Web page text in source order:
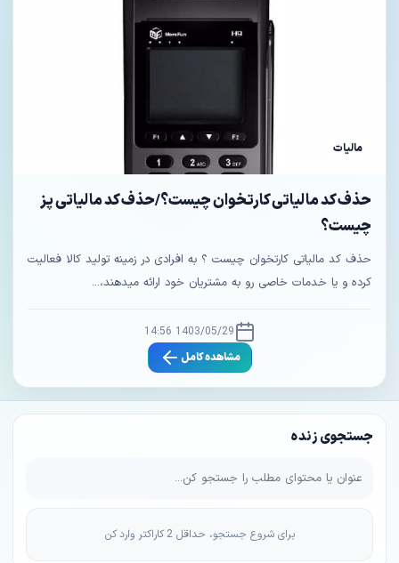
جستجوی زنده
برای شروع جستجو، حداقل 2 کاراکتر وارد کن
مالیات
حذف کد مالیاتی کارتخوان چیست؟/حذف کد مالیاتی پز
چیست؟
حذف کد مالیاتی کارتخوان چیست ؟ به افرادی در زمینه تولید کالا فعالیت
کرده و یا خدمات خاصی رو به مشتریان خود ارائه میدهند،...
1403/05/29 14:56
مشاهده کامل